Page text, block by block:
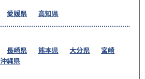
愛媛県 高知県
長崎県 熊本県 大分県
宮崎
沖縄県